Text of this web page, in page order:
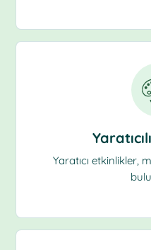
Yaratıcı etkinlikler,